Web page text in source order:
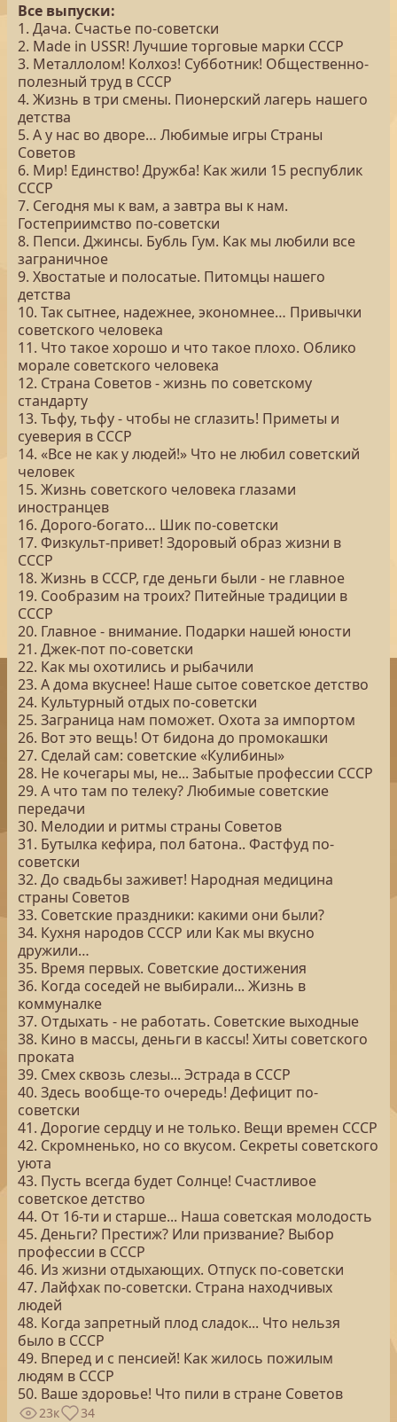
Все выпуски:
1. Дача. Счастье по-советски
2. Made in USSR! Лучшие торговые марки СССР
3. Металлолом! Колхоз! Субботник! Общественно-
полезный труд в СССР
4. Жизнь в три смены. Пионерский лагерь нашего
детства
5. А у нас во дворе… Любимые игры Страны
Советов
6. Мир! Единство! Дружба! Как жили 15 республик
СССР
7. Сегодня мы к вам, а завтра вы к нам.
Гостеприимство по-советски
8. Пепси. Джинсы. Бубль Гум. Как мы любили все
заграничное
9. Хвостатые и полосатые. Питомцы нашего
детства
10. Так сытнее, надежнее, экономнее… Привычки
советского человека
11. Что такое хорошо и что такое плохо. Облико
морале советского человека
12. Страна Советов - жизнь по советскому
стандарту
13. Тьфу, тьфу - чтобы не сглазить! Приметы и
суеверия в СССР
14. «Все не как у людей!» Что не любил советский
человек
15. Жизнь советского человека глазами
иностранцев
16. Дорого-богато… Шик по-советски
17. Физкульт-привет! Здоровый образ жизни в
СССР
18. Жизнь в СССР, где деньги были - не главное
19. Сообразим на троих? Питейные традиции в
СССР
20. Главное - внимание. Подарки нашей юности
21. Джек-пот по-советски
22. Как мы охотились и рыбачили
23. А дома вкуснее! Наше сытое советское детство
24. Культурный отдых по-советски
25. Заграница нам поможет. Охота за импортом
26. Вот это вещь! От бидона до промокашки
27. Сделай сам: советские «Кулибины»
28. Не кочегары мы, не... Забытые профессии СССР
29. А что там по телеку? Любимые советские
передачи
30. Мелодии и ритмы страны Советов
31. Бутылка кефира, пол батона.. Фастфуд по-
советски
32. До свадьбы заживет! Народная медицина
страны Советов
33. Советские праздники: какими они были?
34. Кухня народов СССР или Как мы вкусно
дружили…
35. Время первых. Советские достижения
36. Когда соседей не выбирали... Жизнь в
коммуналке
37. Отдыхать - не работать. Советские выходные
38. Кино в массы, деньги в кассы! Хиты советского
проката
39. Смех сквозь слезы... Эстрада в СССР
40. Здесь вообще-то очередь! Дефицит по-
советски
41. Дорогие сердцу и не только. Вещи времен СССР
42. Скромненько, но со вкусом. Секреты советского
уюта
43. Пусть всегда будет Солнце! Счастливое
советское детство
44. От 16-ти и старше... Наша советская молодость
45. Деньги? Престиж? Или призвание? Выбор
профессии в СССР
46. Из жизни отдыхающих. Отпуск по-советски
47. Лайфхак по-советски. Страна находчивых
людей
48. Когда запретный плод сладок... Что нельзя
было в СССР
49. Вперед и с пенсией! Как жилось пожилым
людям в СССР
50. Ваше здоровье! Что пили в стране Советов
23к 34